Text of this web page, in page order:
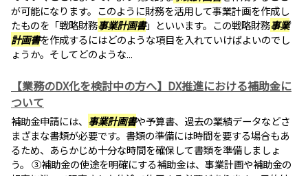
が可能になります。このように財務を活用して事業計画を作成し
たものを「戦略財務事業計画書」といいます。この戦略財務事業
計画書を作成するにはどのような項目を入れていけばよいのでし
ょうか。そしてどのような...
【業務のDX化を検討中の方へ】DX推進における補助金に
ついて
補助金申請には、 事業計画書や予算書、過去の業績データなどさ
まざまな書類が必要です。書類の準備には時間を要する場合もあ
るため、あらかじめ十分な時間を確保して書類を準備しましょ
う。 ③補助金の使途を明確にする補助金は、事業計画や補助金の